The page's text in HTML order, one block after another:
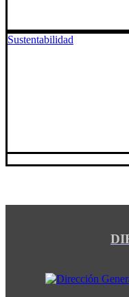
Sustentabilidad